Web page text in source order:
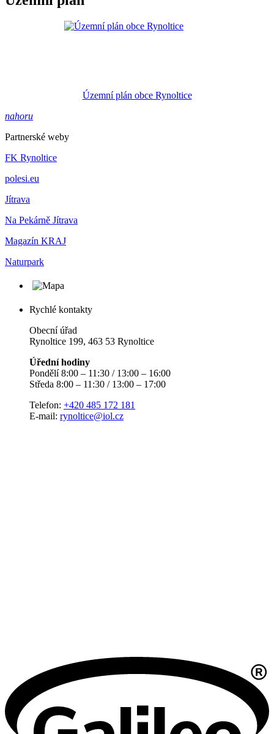
Územní plán obce Rynoltice
nahoru
Partnerské weby
FK Rynoltice
polesi.eu
Jítrava
Na Pekárně Jítrava
Magazín KRAJ
Naturpark
Rychlé kontakty
Obecní úřad
Rynoltice 199, 463 53 Rynoltice
Úřední hodiny
Pondělí 8:00 – 11:30 / 13:00 – 16:00
Středa 8:00 – 11:30 / 13:00 – 17:00
Telefon: +420 485 172 181
E-mail: rynoltice@iol.cz